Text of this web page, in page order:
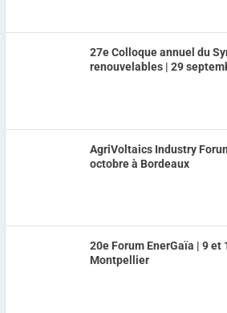
27e Colloque annuel du
renouvelables | 29
AgriVoltaics Industry
octobre à Bordeaux
20e Forum EnerGaïa | 9 et
Montpellier